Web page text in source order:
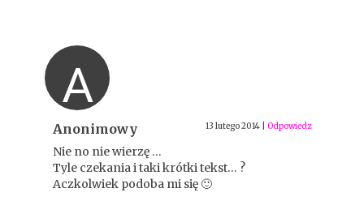
A
Anonimowy 13 lutego 2014 Odpowiedz
Nie no nie wierzę …
Tyle czekania i taki krótki tekst… ?
Aczkolwiek podoba mi się 🙂